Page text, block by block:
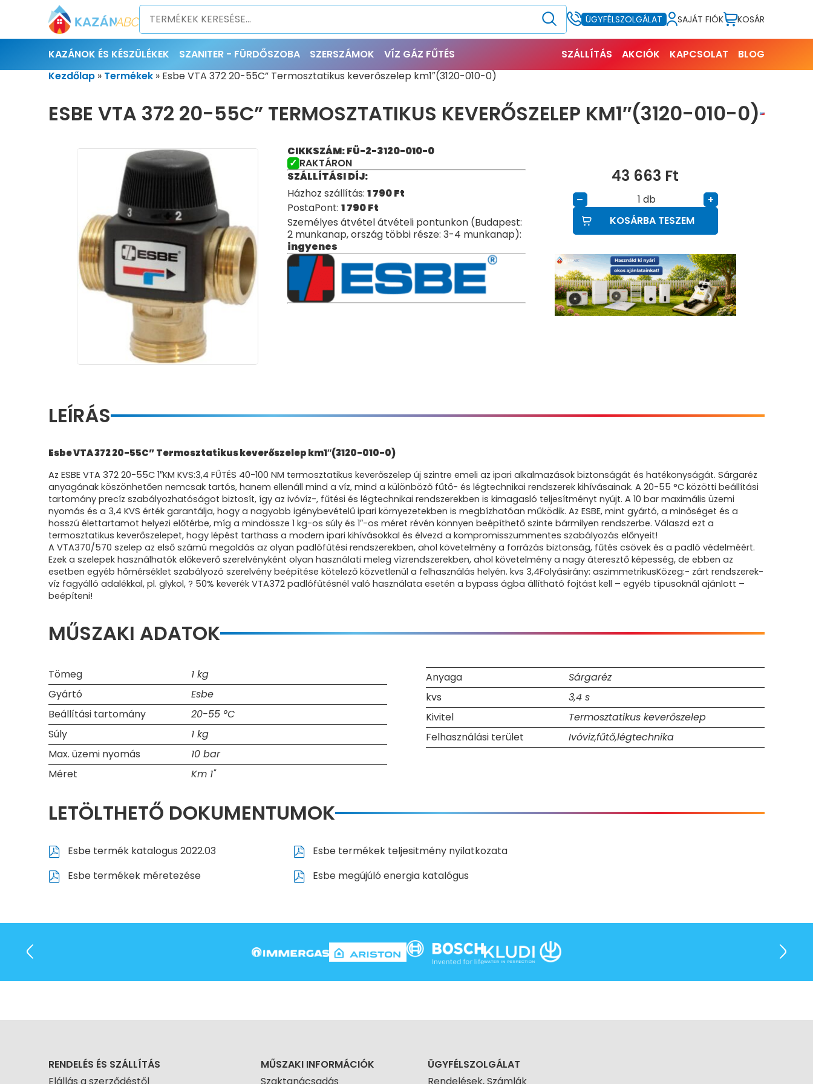
ÜGYFÉLSZOLGÁLAT SAJÁT FIÓK KOSÁR
KAZÁNOK ÉS KÉSZÜLÉKEK SZANITER - FÜRDŐSZOBA SZERSZÁMOK VÍZ GÁZ FŰTÉS SZÁLLÍTÁS AKCIÓK KAPCSOLAT
BLOG
Kezdőlap » Termékek » Esbe VTA 372 20-55C” Termosztatikus keverőszelep km1″(3120-010-0)
ESBE VTA 372 20-55C” TERMOSZTATIKUS KEVERŐSZELEP KM1″(3120-010-0)
CIKKSZÁM: FÜ-2-3120-010-0
RAKTÁRON
SZÁLLÍTÁSI DÍJ:
Házhoz szállítás: 1 790Ft
PostaPont: 1 790Ft
Személyes átvétel átvételi pontunkon (Budapest:
2 munkanap, ország többi része: 3-4 munkanap):
ingyenes
43 663 Ft
– db
+
KOSÁRBA TESZEM
LEÍRÁS
Esbe VTA 372 20-55C” Termosztatikus keverőszelep km1″(3120-010-0)
Az ESBE VTA 372 20-55C 1″KM KVS:3,4 FŰTÉS 40-100 NM termosztatikus keverőszelep új szintre emeli az ipari alkalmazások biztonságát és hatékonyságát. Sárgaréz
anyagának köszönhetően nemcsak tartós, hanem ellenáll mind a víz, mind a különböző fűtő- és légtechnikai rendszerek kihívásainak. A 20-55 °C közötti beállítási
tartomány precíz szabályozhatóságot biztosít, így az ivóvíz-, fűtési és légtechnikai rendszerekben is kimagasló teljesítményt nyújt. A 10 bar maximális üzemi
nyomás és a 3,4 KVS érték garantálja, hogy a nagyobb igénybevételű ipari környezetekben is megbízhatóan működik. Az ESBE, mint gyártó, a minőséget és a
hosszú élettartamot helyezi előtérbe, míg a mindössze 1 kg-os súly és 1″-os méret révén könnyen beépíthető szinte bármilyen rendszerbe. Válaszd ezt a
termosztatikus keverőszelepet, hogy lépést tarthass a modern ipari kihívásokkal és élvezd a kompromisszummentes szabályozás előnyeit!
A VTA370/570 szelep az első számú megoldás az olyan padlófűtési rendszerekben, ahol követelmény a forrázás biztonság, fűtés csövek és a padló védelméért.
Ezek a szelepek használhatók előkeverő szerelvényként olyan használati meleg vízrendszerekben, ahol követelmény a nagy áteresztő képesség, de ebben az
esetben egyéb hőmérséklet szabályozó szerelvény beépítése kötelező közvetlenül a felhasználás helyén. kvs 3,4Folyásirány: aszimmetrikusKözeg:- zárt rendszerek-
víz fagyálló adalékkal, pl. glykol, ? 50% keverék VTA372 padlófűtésnél való használata esetén a bypass ágba állítható fojtást kell – egyéb típusoknál ajánlott –
beépíteni!
MŰSZAKI ADATOK
Tömeg
1 kg
Gyártó
Esbe
Beállítási tartomány
20-55 °C
Súly
1 kg
Max. üzemi nyomás
10 bar
Méret
Km 1"
Anyaga
Sárgaréz
kvs
3,4 s
Kivitel
Termosztatikus keverőszelep
Felhasználási terület
Ivóviz,fűtő,légtechnika
LETÖLTHETŐ DOKUMENTUMOK
Esbe termék katalogus 2022.03
Esbe termékek méretezése
Esbe termékek teljesitmény nyilatkozata
Esbe megújúló energia katalógus
RENDELÉS ÉS SZÁLLÍTÁS
MŰSZAKI INFORMÁCIÓK
ÜGYFÉLSZOLGÁLAT